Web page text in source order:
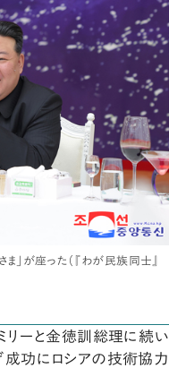
が座った（『わが民族同士』
リーと金徳訓総理に続い
成功にロシアの技術協力